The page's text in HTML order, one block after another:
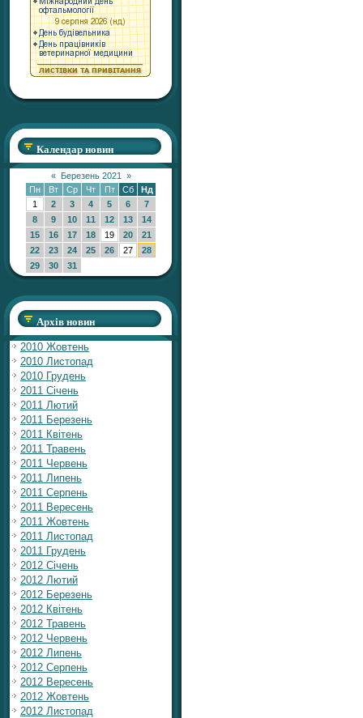
Календар новин
« Березень 2021
»
Пн
Вт Ср Чт Пт Сб
Нд
1
2 3 4 5 6
7
8
9 10 11 12 13
14
15
16 17 18 19 20
21
22
23 24 25 26 27
28
29
30 31
Архів новин
2010 Жовтень
2010 Листопад
2010 Грудень
2011 Січень
2011 Лютий
2011 Березень
2011 Квітень
2011 Травень
2011 Червень
2011 Липень
2011 Серпень
2011 Вересень
2011 Жовтень
2011 Листопад
2011 Грудень
2012 Січень
2012 Лютий
2012 Березень
2012 Квітень
2012 Травень
2012 Червень
2012 Липень
2012 Серпень
2012 Вересень
2012 Жовтень
2012 Листопад